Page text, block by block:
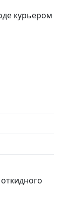
курьером